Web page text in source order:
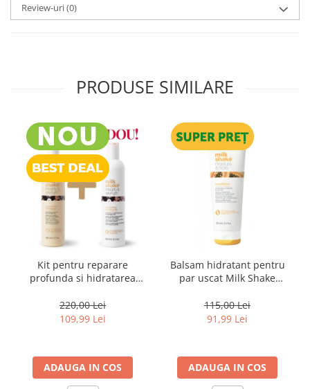
Review-uri(0)
PRODUSE SIMILARE
Kit pentru reparare
profunda si hidratarea
Milk Shake Integrity &
Strength Nourishing
220,00 Lei
109,99 Lei
ADAUGA IN COS
Balsam hidratant pentru
par uscat Milk Shake
115,00 Lei
91,99 Lei
ADAUGA IN COS